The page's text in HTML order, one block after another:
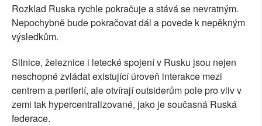
Rozklad Ruska rychle pokračuje a stává se nevratným.
Nepochybně bude pokračovat dál a povede k nepěkným
výsledkům.
Silnice, železnice i letecké spojení v Rusku jsou nejen
neschopné zvládat existující úroveň interakce mezi
centrem a periferií, ale otvírají outsiderům pole pro vliv v
zemi tak hypercentralizované, jako je současná Ruská
federace.